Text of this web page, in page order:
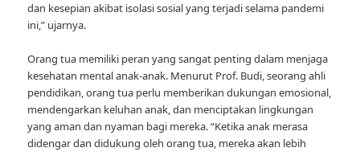
dan kesepian akibat isolasi sosial yang terjadi selama pandemi
ini,” ujarnya.
Orang tua memiliki peran yang sangat penting dalam menjaga
kesehatan mental anak-anak. Menurut Prof. Budi, seorang ahli
pendidikan, orang tua perlu memberikan dukungan emosional,
mendengarkan keluhan anak, dan menciptakan lingkungan
yang aman dan nyaman bagi mereka. “Ketika anak merasa
didengar dan didukung oleh orang tua, mereka akan lebih